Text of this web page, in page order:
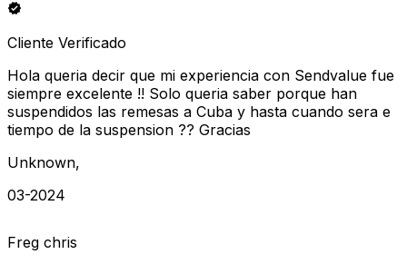
Cliente Verificado
Hola queria decir que mi experiencia con Sendvalue fue
siempre excelente !! Solo queria saber porque han
suspendidos las remesas a Cuba y hasta cuando sera e
tiempo de la suspension ?? Gracias
Unknown,
03-2024
Freg chris